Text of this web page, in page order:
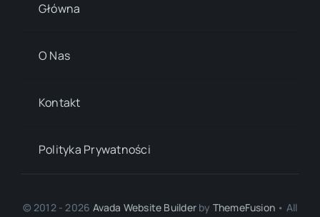
Główna
O Nas
Kontakt
Polityka Prywatności
© 2012 - 2026 Avada Website Builderby ThemeFusion • All